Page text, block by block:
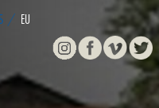
/ EU
Facebook
Vimeo